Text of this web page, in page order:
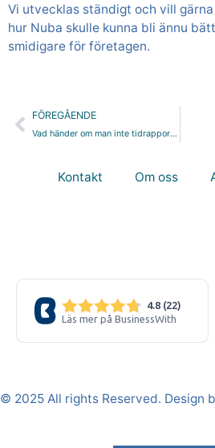
Vi utvecklas ständigt och vill
hur Nuba skulle kunna bli ännu
smidigare för företagen.
Föregående
FÖREGÅENDE
Vad händer om man inte tidrapporterar?
Kontakt Om oss
© 2025 All rights Reserved. Design